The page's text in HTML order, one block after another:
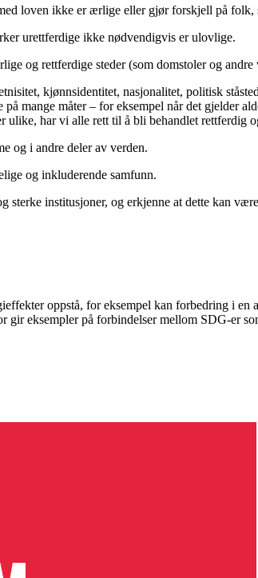
loven ikke er ærlige eller gjør forskjell på folk,
urettferdige ikke nødvendigvis er ulovlige.
og rettferdige steder (som domstoler og
kjønnsidentitet, nasjonalitet, politisk
mange måter – for eksempel når det gjelder
ulike, har vi alle rett til å bli behandlet rettferdig
og i andre deler av verden.
og inkluderende samfunn.
institusjoner, og erkjenne at dette kan
oppstå, for eksempel kan forbedring i
eksempler på forbindelser mellom SDG-er